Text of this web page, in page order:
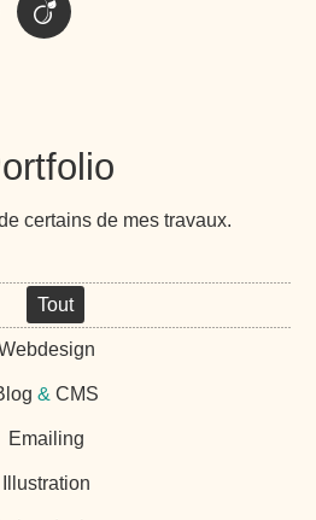
certains de mes travaux.
Tout
& CMS
Emailing
Illustration